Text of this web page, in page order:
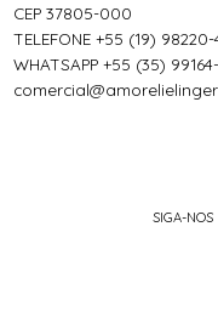
CEP 37805-000
TELEFONE +55 (19) 98220-
WHATSAPP +55 (35)